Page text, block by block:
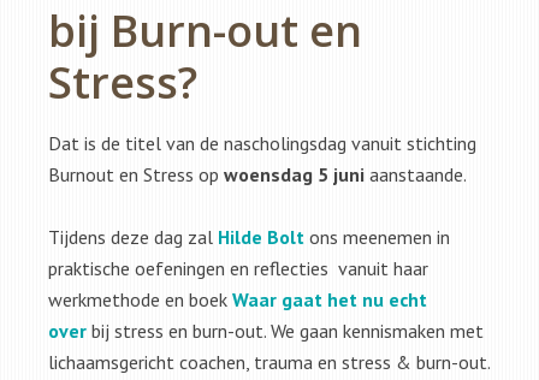
bij Burn-out en
Stress?
Dat is de titel van de nascholingsdag vanuit stichting
Burnout en Stress op woensdag 5 juni aanstaande.
Tijdens deze dag zal Hilde Bolt ons meenemen in
praktische oefeningen en reflecties vanuit haar
werkmethode en boek Waar gaat het nu echt
over bij stress en burn-out. We gaan kennismaken met
lichaamsgericht coachen, trauma en stress & burn-out.